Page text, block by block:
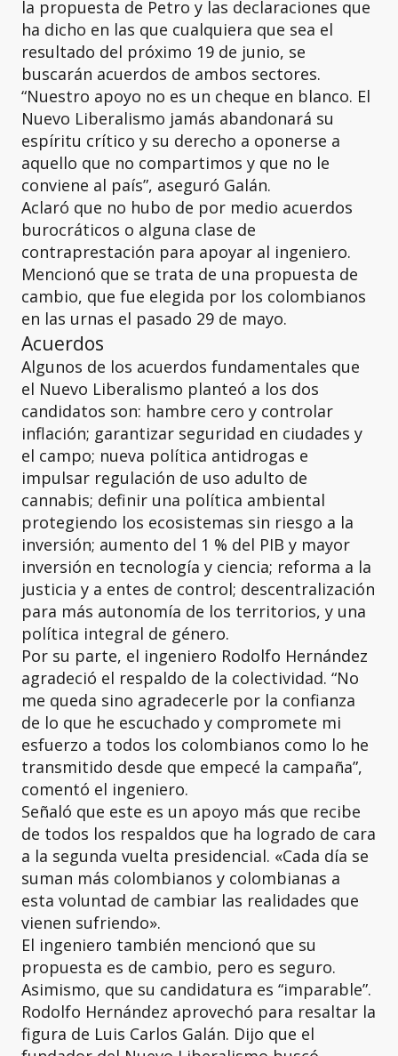
la propuesta de Petro y las declaraciones que
ha dicho en las que cualquiera que sea el
resultado del próximo 19 de junio, se
buscarán acuerdos de ambos sectores.
“Nuestro apoyo no es un cheque en blanco. El
Nuevo Liberalismo jamás abandonará su
espíritu crítico y su derecho a oponerse a
aquello que no compartimos y que no le
conviene al país”, aseguró Galán.
Aclaró que no hubo de por medio acuerdos
burocráticos o alguna clase de
contraprestación para apoyar al ingeniero.
Mencionó que se trata de una propuesta de
cambio, que fue elegida por los colombianos
en las urnas el pasado 29 de mayo.
Acuerdos
Algunos de los acuerdos fundamentales que
el Nuevo Liberalismo planteó a los dos
candidatos son: hambre cero y controlar
inflación; garantizar seguridad en ciudades y
el campo; nueva política antidrogas e
impulsar regulación de uso adulto de
cannabis; definir una política ambiental
protegiendo los ecosistemas sin riesgo a la
inversión; aumento del 1 % del PIB y mayor
inversión en tecnología y ciencia; reforma a la
justicia y a entes de control; descentralización
para más autonomía de los territorios, y una
política integral de género.
Por su parte, el ingeniero Rodolfo Hernández
agradeció el respaldo de la colectividad. “No
me queda sino agradecerle por la confianza
de lo que he escuchado y compromete mi
esfuerzo a todos los colombianos como lo he
transmitido desde que empecé la campaña”,
comentó el ingeniero.
Señaló que este es un apoyo más que recibe
de todos los respaldos que ha logrado de cara
a la segunda vuelta presidencial. «Cada día se
suman más colombianos y colombianas a
esta voluntad de cambiar las realidades que
vienen sufriendo».
El ingeniero también mencionó que su
propuesta es de cambio, pero es seguro.
Asimismo, que su candidatura es “imparable”.
Rodolfo Hernández aprovechó para resaltar la
figura de Luis Carlos Galán. Dijo que el